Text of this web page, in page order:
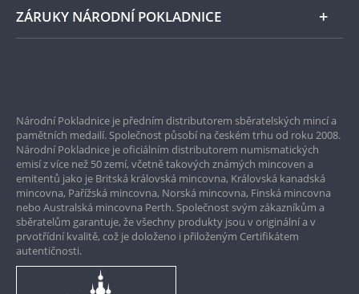
ZÁRUKY NÁRODNÍ POKLADNICE
Garance nejvyšší kvality
Pouze originální produkty
Národní Pokladnice je předním distributorem sběratelských mincí a
pamětních medailí. Společnost působí na českém trhu od roku 2008.
Národní Pokladnice je oficiálním distributorem numismatických
emisí z více než 50 zemí, včetně takových známých mincoven a
emitentů jako je Britská královská mincovna, Královská kanadská
mincovna, Pařížská mincovna, Norská mincovna, Finská mincovna
nebo Australská mincovna Perth. Společnost svým zákazníkům a
sběratelům garantuje, že všechny produkty jsou v originální a v
prvotřídní kvalitě, což je doloženo i přiloženým Certifikátem
autentičnosti.